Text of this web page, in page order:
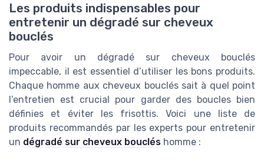
Les produits indispensables pour
entretenir un dégradé sur cheveux
bouclés
Pour avoir un dégradé sur cheveux bouclés
impeccable, il est essentiel d’utiliser les bons produits.
Chaque homme aux cheveux bouclés sait à quel point
l’entretien est crucial pour garder des boucles bien
définies et éviter les frisottis. Voici une liste de
produits recommandés par les experts pour entretenir
un dégradé sur cheveux bouclés homme :